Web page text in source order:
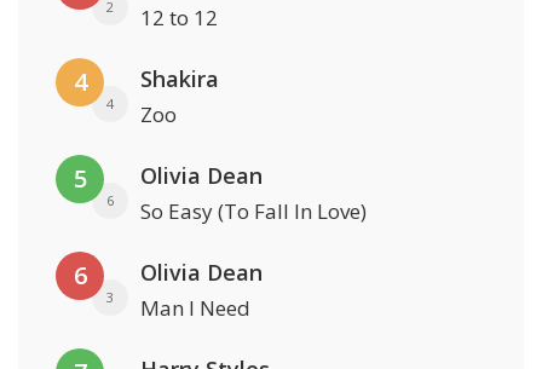
2 12 to 12
4
4
Shakira
Zoo
5
6
Olivia Dean
So Easy (To Fall In Love)
6
3
Olivia Dean
Man I Need